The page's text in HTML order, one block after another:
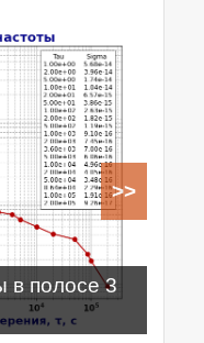
в полосе 3
мощности
5 МГц
мощности
МГц
мощности
МГц
>>